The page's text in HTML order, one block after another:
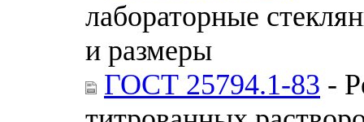
лабораторные
и размеры
ГОСТ 25794.1-83 -